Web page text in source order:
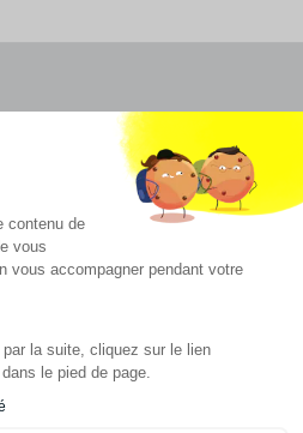
contenu de
vous
vous accompagner pendant votre
la suite, cliquez sur le lien
le pied de page.
newsletter
produits et les offres du